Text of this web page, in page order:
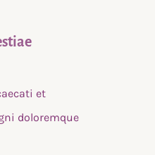
et
doloremque